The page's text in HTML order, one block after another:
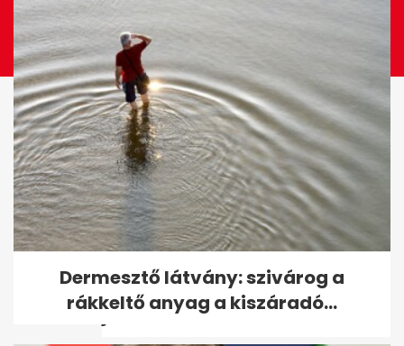
Enyhül a 38 fokos hőség:
pénteken záporok, zivatarok
jönnek
Dermesztő látvány: szivárog a
rákkeltő anyag a kiszáradó...